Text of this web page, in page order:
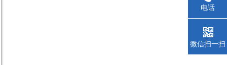
电话
微信扫一扫